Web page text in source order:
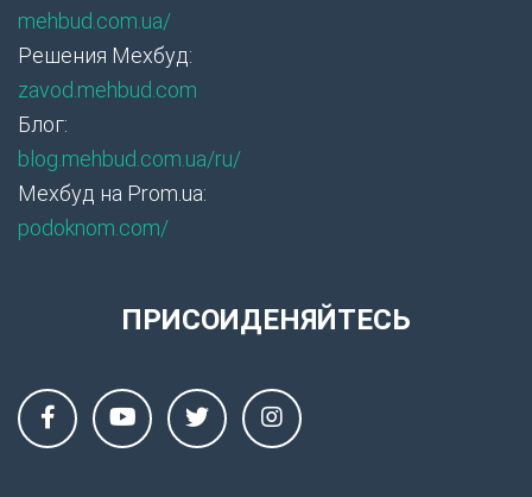
mehbud.com.ua/
Решения Мехбуд:
zavod.mehbud.com
Блог:
blog.mehbud.com.ua/ru/
Мехбуд на Prom.ua:
podoknom.com/
ПРИСОИДЕНЯЙТЕСЬ